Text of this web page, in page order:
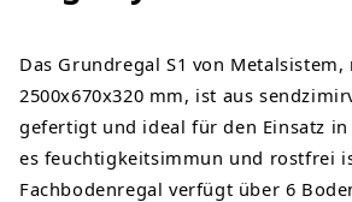
Das Grundregal S1 von
2500x670x320 mm, ist aus
gefertigt und ideal für den Einsatz in
es feuchtigkeitsimmun und rostfrei
Fachbodenregal verfügt über 6